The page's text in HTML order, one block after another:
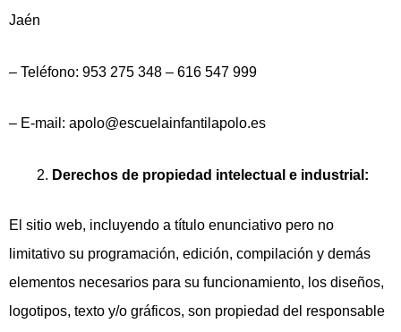
Jaén
– Teléfono: 953 275 348 – 616 547 999
– E-mail: apolo@escuelainfantilapolo.es
Derechos de propiedad intelectual e industrial:
El sitio web, incluyendo a título enunciativo pero no
limitativo su programación, edición, compilación y demás
elementos necesarios para su funcionamiento, los diseños,
logotipos, texto y/o gráficos, son propiedad del responsable